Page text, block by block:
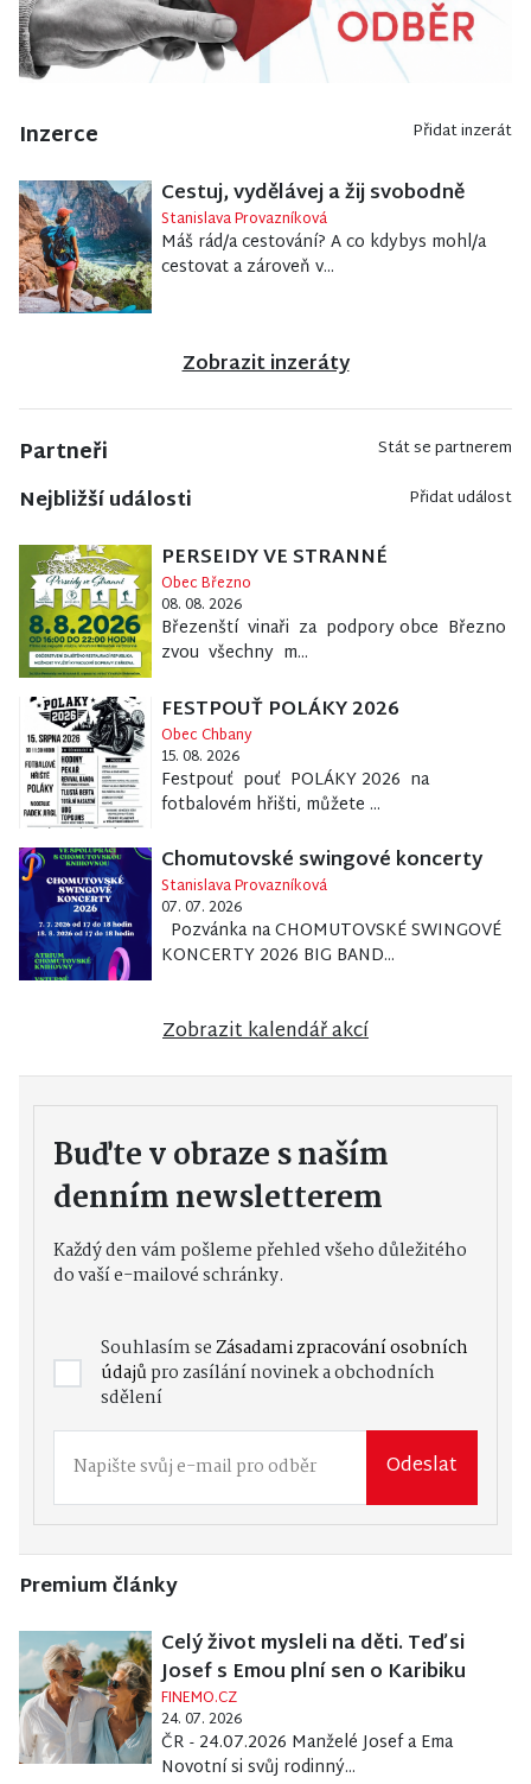
Inzerce Přidat inzerát
Cestuj, vydělávej a žij svobodně
Stanislava Provazníková
Máš rád/a cestování? A co kdybys mohl/a
cestovat a zároveň v...
Zobrazit inzeráty
Partneři Stát se partnerem
Nejbližší události Přidat událost
PERSEIDY VE STRANNÉ
Obec Březno
08. 08. 2026
Březenští vinaři za podpory obce Březno
zvou všechny m...
FESTPOUŤ POLÁKY 2026
Obec Chbany
15. 08. 2026
Festpouť pouť POLÁKY 2026 na
fotbalovém hřišti, můžete ...
Chomutovské swingové koncerty
Stanislava Provazníková
07. 07. 2026
Pozvánka na CHOMUTOVSKÉ SWINGOVÉ
KONCERTY 2026 BIG BAND...
Zobrazit kalendář akcí
Buďte v obraze s naším
denním newsletterem
Každý den vám pošleme přehled všeho důležitého
do vaší e-mailové schránky.
Souhlasím seZásadami zpracování osobních
údajůpro zasílání novinek a obchodních
sdělení
Odeslat
Premium články
Celý život mysleli na děti. Teď si
Josef s Emou plní sen o Karibiku
FINEMO.CZ
24. 07. 2026
ČR - 24.07.2026 Manželé Josef a Ema
Novotní si svůj rodinný...